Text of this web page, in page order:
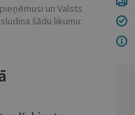
un Valsts
šādu likumu: